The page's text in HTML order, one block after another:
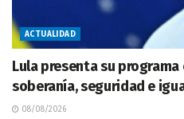
ACTUALIDAD
Lula presenta su
soberanía, seguridad e
08/08/2026